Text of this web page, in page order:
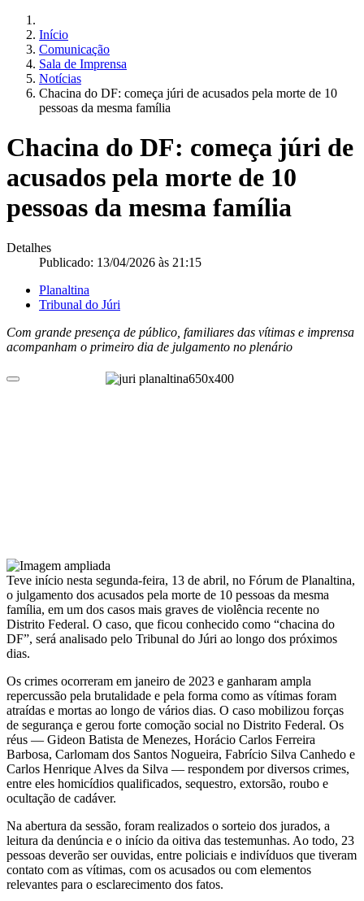
Início
Comunicação
Sala de Imprensa
Notícias
Chacina do DF: começa júri de acusados pela morte de 10
pessoas da mesma família
Chacina do DF: começa júri de
acusados pela morte de 10
pessoas da mesma família
Detalhes
Publicado: 13/04/2026 às 21:15
Planaltina
Tribunal do Júri
Com grande presença de público, familiares das vítimas e imprensa
acompanham o primeiro dia de julgamento no plenário
Teve início nesta segunda-feira, 13 de abril, no Fórum de Planaltina,
o julgamento dos acusados pela morte de 10 pessoas da mesma
família, em um dos casos mais graves de violência recente no
Distrito Federal. O caso, que ficou conhecido como “chacina do
DF”, será analisado pelo Tribunal do Júri ao longo dos próximos
dias.
Os crimes ocorreram em janeiro de 2023 e ganharam ampla
repercussão pela brutalidade e pela forma como as vítimas foram
atraídas e mortas ao longo de vários dias. O caso mobilizou forças
de segurança e gerou forte comoção social no Distrito Federal. Os
réus — Gideon Batista de Menezes, Horácio Carlos Ferreira
Barbosa, Carlomam dos Santos Nogueira, Fabrício Silva Canhedo e
Carlos Henrique Alves da Silva — respondem por diversos crimes,
entre eles homicídios qualificados, sequestro, extorsão, roubo e
ocultação de cadáver.
Na abertura da sessão, foram realizados o sorteio dos jurados, a
leitura da denúncia e o início da oitiva das testemunhas. Ao todo, 23
pessoas deverão ser ouvidas, entre policiais e indivíduos que tiveram
contato com as vítimas, com os acusados ou com elementos
relevantes para o esclarecimento dos fatos.